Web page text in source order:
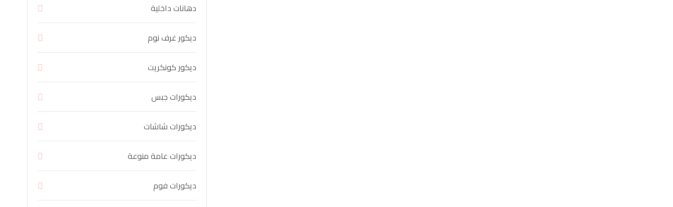
دهانات داخلية
ديكور غرف نوم
ديكور كونكريت
ديكورات جبس
ديكورات شاشات
ديكورات عامة منوعة
ديكورات فوم